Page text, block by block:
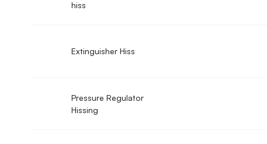
hiss
Extinguisher Hiss
Pressure Regulator
Hissing